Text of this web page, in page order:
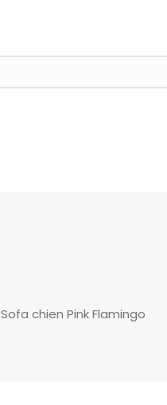
Sofa chien Pink Flamingo